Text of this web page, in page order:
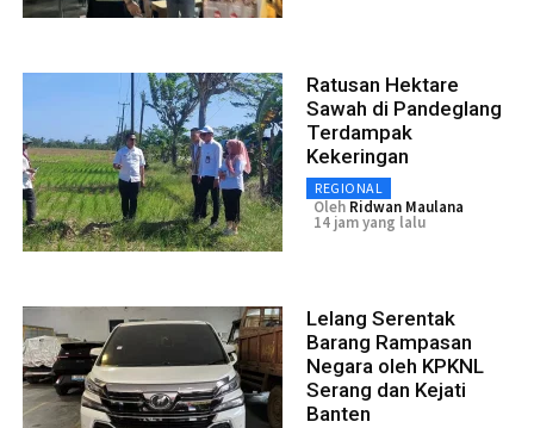
Ratusan Hektare
Sawah di Pandeglang
Terdampak
Kekeringan
REGIONAL
Oleh Ridwan Maulana
14 jam yang lalu
Lelang Serentak
Barang Rampasan
Negara oleh KPKNL
Serang dan Kejati
Banten